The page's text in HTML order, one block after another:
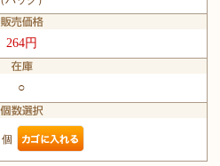
264円
○
個